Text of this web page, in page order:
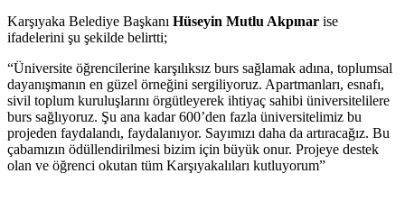
Karşıyaka Belediye Başkanı Hüseyin Mutlu Akpınar ise
ifadelerini şu şekilde belirtti;
“Üniversite öğrencilerine karşılıksız burs sağlamak adına, toplumsal
dayanışmanın en güzel örneğini sergiliyoruz. Apartmanları, esnafı,
sivil toplum kuruluşlarını örgütleyerek ihtiyaç sahibi üniversitelilere
burs sağlıyoruz. Şu ana kadar 600’den fazla üniversitelimiz bu
projeden faydalandı, faydalanıyor. Sayımızı daha da artıracağız. Bu
çabamızın ödüllendirilmesi bizim için büyük onur. Projeye destek
olan ve öğrenci okutan tüm Karşıyakalıları kutluyorum”